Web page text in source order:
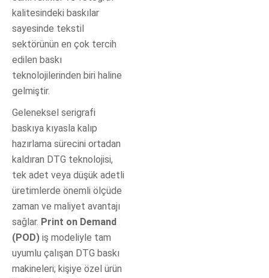
kalitesindeki baskılar
sayesinde tekstil
sektörünün en çok tercih
edilen baskı
teknolojilerinden biri haline
gelmiştir.
Geleneksel serigrafi
baskıya kıyasla kalıp
hazırlama sürecini ortadan
kaldıran DTG teknolojisi,
tek adet veya düşük adetli
üretimlerde önemli ölçüde
zaman ve maliyet avantajı
sağlar. Print on Demand
(POD) iş modeliyle tam
uyumlu çalışan DTG baskı
makineleri; kişiye özel ürün